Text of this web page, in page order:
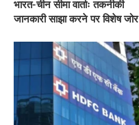
भारत-चीन सीमा वार्ताः तकनीकी
जानकारी साझा करने पर विशेष जोर